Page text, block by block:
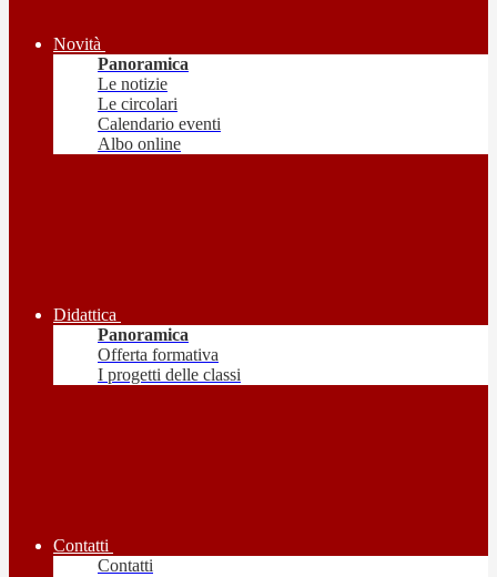
Novità
Panoramica
Le notizie
Le circolari
Calendario eventi
Albo online
Didattica
Panoramica
Offerta formativa
I progetti delle classi
Contatti
Contatti